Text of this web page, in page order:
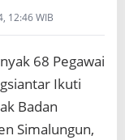
12:46 WIB
68 Pegawai
Ikuti
Badan
Simalungun,